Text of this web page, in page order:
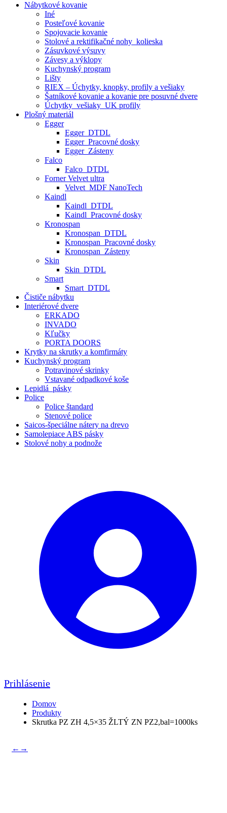
Nábytkové kovanie
Iné
Posteľové kovanie
Spojovacie kovanie
Stolové a rektifikačné nohy_kolieska
Zásuvkové výsuvy
Závesy a výklopy
Kuchynský program
Lišty
RIEX – Úchytky, knopky, profily a vešiaky
Šatníkové kovanie a kovanie pre posuvné dvere
Úchytky_vešiaky_UK profily
Plošný materiál
Egger
Egger_DTDL
Egger_Pracovné dosky
Egger_Zásteny
Falco
Falco_DTDL
Forner Velvet ultra
Velvet_MDF NanoTech
Kaindl
Kaindl_DTDL
Kaindl_Pracovné dosky
Kronospan
Kronospan_DTDL
Kronospan_Pracovné dosky
Kronospan_Zásteny
Skin
Skin_DTDL
Smart
Smart_DTDL
Čističe nábytku
Interiérové dvere
ERKADO
INVADO
Kľučky
PORTA DOORS
Krytky na skrutky a komfirmáty
Kuchynský program
Potravinové skrinky
Vstavané odpadkové koše
Lepidlá_pásky
Police
Police štandard
Stenové police
Saicos-špeciálne nátery na drevo
Samolepiace ABS pásky
Stolové nohy a podnože
Prihlásenie
Domov
Produkty
Skrutka PZ ZH 4,5×35 ŽLTÝ ZN PZ2,bal=1000ks
← →